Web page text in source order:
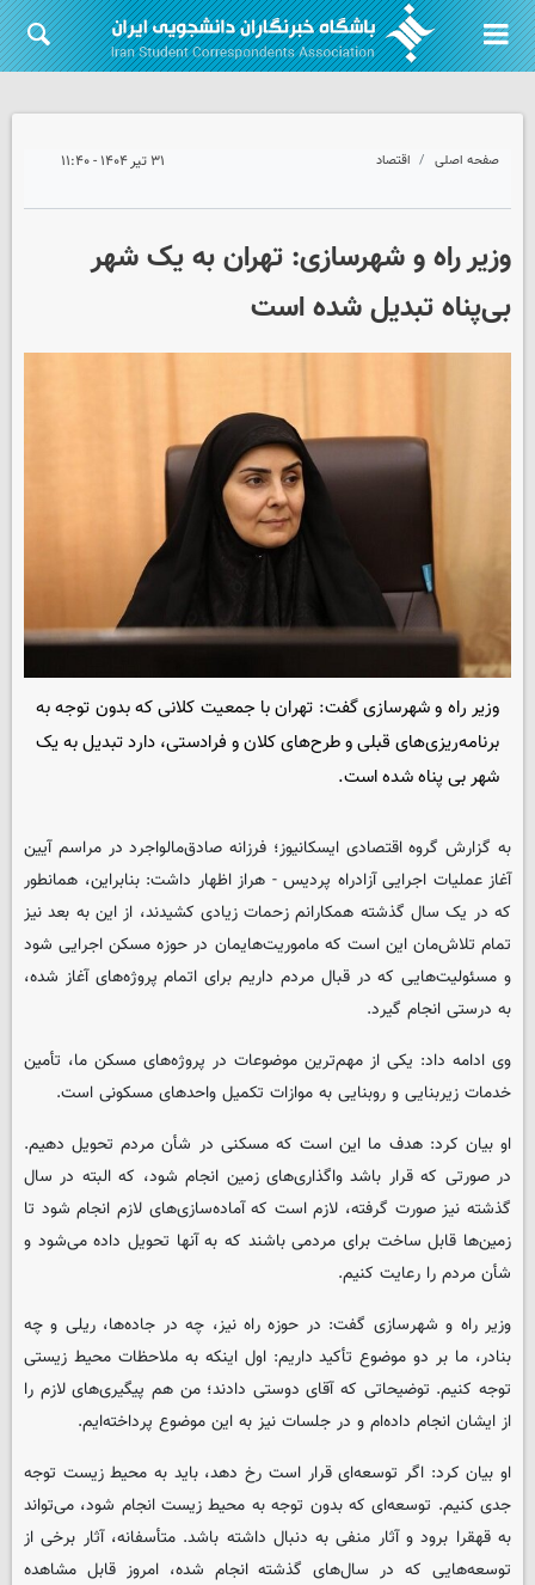
صفحه اصلی اقتصاد ۳۱ تیر ۱۴۰۴ - ۱۱:۴۰
وزیر راه و شهرسازی: تهران به یک شهر
بی‌پناه تبدیل شده است
وزیر راه و شهرسازی گفت: تهران با جمعیت کلانی که بدون توجه به
برنامه‌ریزی‌های قبلی و طرح‌های کلان و فرادستی، دارد تبدیل به یک
شهر بی پناه شده است.
به گزارش گروه اقتصادیایسکانیوز؛ فرزانه صادق‌مالواجرد در مراسم آیین
آغاز عملیات اجرایی آزادراه پردیس - هراز اظهار داشت: بنابراین، همانطور
که در یک سال گذشته همکارانم زحمات زیادی کشیدند، از این به بعد نیز
تمام تلاش‌مان این است که ماموریت‌هایمان در حوزه مسکن اجرایی شود
و مسئولیت‌هایی که در قبال مردم داریم برای اتمام پروژه‌های آغاز شده،
به درستی انجام گیرد.
وی ادامه داد: یکی از مهم‌ترین موضوعات در پروژه‌های مسکن ما، تأمین
خدمات زیربنایی و روبنایی به موازات تکمیل واحدهای مسکونی است.
او بیان کرد: هدف ما این است که مسکنی در شأن مردم تحویل دهیم.
در صورتی که قرار باشد واگذاری‌های زمین انجام شود، که البته در سال
گذشته نیز صورت گرفته، لازم است که آماده‌سازی‌های لازم انجام شود تا
زمین‌ها قابل ساخت برای مردمی باشند که به آنها تحویل داده می‌شود و
شأن مردم را رعایت کنیم.
وزیر راه و شهرسازی گفت: در حوزه راه نیز، چه در جاده‌ها، ریلی و چه
بنادر، ما بر دو موضوع تأکید داریم: اول اینکه به ملاحظات محیط زیستی
توجه کنیم. توضیحاتی که آقای دوستی دادند؛ من هم پیگیری‌های لازم را
از ایشان انجام داده‌ام و در جلسات نیز به این موضوع پرداخته‌ایم.
او بیان کرد: اگر توسعه‌ای قرار است رخ دهد، باید به محیط زیست توجه
جدی کنیم. توسعه‌ای که بدون توجه به محیط زیست انجام شود، می‌تواند
به قهقرا برود و آثار منفی به دنبال داشته باشد. متأسفانه، آثار برخی از
توسعه‌هایی که در سال‌های گذشته انجام شده، امروز قابل مشاهده